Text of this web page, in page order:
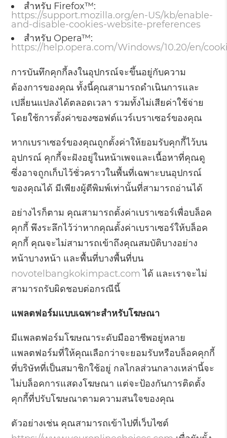
สำหรับ Firefox™:
https://support.mozilla.org/en-US/kb/enable-
and-disable-cookies-website-preferences
สำหรับ Opera™:
https://help.opera.com/Windows/10.20/en/
การบันทึกคุกกี้ลงในอุปกรณ์จะขึ้นอยู่กับความ
ต้องการของคุณ ทั้งนี้คุณสามารถดำเนินการและ
เปลี่ยนแปลงได้ตลอดเวลา รวมทั้งไม่เสียค่าใช้จ่าย
โดยใช้การตั้งค่าของซอฟต์แวร์เบราเซอร์ของคุณ
หากเบราเซอร์ของคุณถูกตั้งค่าให้ยอมรับคุกกี้ไว้บน
อุปกรณ์ คุกกี้จะฝังอยู่ในหน้าเพจและเนื้อหาที่คุณดู
ซึ่งอาจถูกเก็บไว้ชั่วคราวในพื้นที่เฉพาะบนอุปกรณ์
ของคุณได้ มีเพียงผู้ตีพิมพ์เท่านั้นที่สามารถอ่านได้
อย่างไรก็ตาม คุณสามารถตั้งค่าเบราเซอร์เพื่อบล็อค
คุกกี้ พึงระลึกไว้ว่าหากคุณตั้งค่าเบราเซอร์ให้บล็อค
คุกกี้ คุณจะไม่สามารถเข้าถึงคุณสมบัติบางอย่าง
หน้าบางหน้า และพื้นที่บางพื้นที่บน
novotelbangkokimpact.com ได้ และเราจะไม่
สามารถรับผิดชอบต่อกรณีนี้
แพลตฟอร์มแบบเฉพาะสำหรับโฆษณา
มีแพลตฟอร์มโฆษณาระดับมืออาชีพอยู่หลาย
แพลตฟอร์มที่ให้คุณเลือกว่าจะยอมรับหรือบล็อคคุกกี้
ที่บริษัทที่เป็นสมาชิกใช้อยู่ กลไกลส่วนกลางเหล่านี้จะ
ไม่บล็อคการแสดงโฆษณา แต่จะป้องกันการติดตั้ง
คุกกี้ที่ปรับโฆษณาตามความสนใจของคุณ
ตัวอย่างเช่น คุณสามารถเข้าไปที่เว็บไซต์